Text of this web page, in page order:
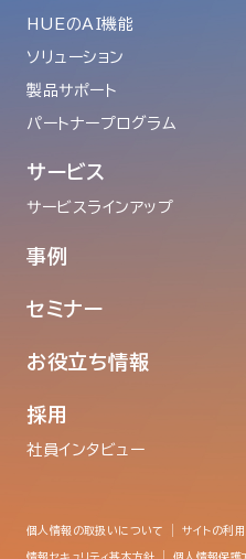
HUEのAI機能
ソリューション
製品サポート
パートナープログラム
サービス
サービスラインアップ
事例
セミナー
お役立ち情報
採用
社員インタビュー
個人情報の取扱いについて サイトの利
情報セキュリティ基本方針 個人情報保護